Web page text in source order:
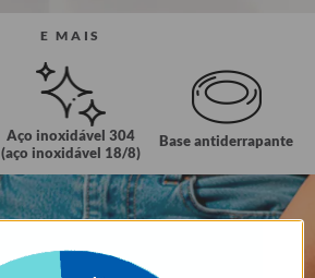
E MAIS
Aço inoxidável 304
(aço inoxidável 18/8)
Base antiderrapante